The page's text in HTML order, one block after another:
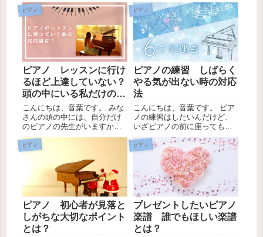
ピアノ
ピアノ レッスンに行け
るほど上達していない？
頭の中にいる私だけの先
生
こんにちは、音葉です。 みな
さんの頭の中には、自分だけ
のピアノの先生がいますか。
また、ピアノのレッスンに行
けるほど上達していないから
行きたくないな、そう思うこ
とはありませんか？ 私の頭の
中には、ピアノの先生も人生
の先生もいろんな先生がい
ピアノ
ピアノの練習 しばらく
やる気が出ない時の対応
法
こんにちは、音葉です。 ピア
ノの練習はしたいんだけど、
いざピアノの前に座っても、
なかなか思うようにピアノの
練習ができないな、集中でき
ないな、ということはありま
せんか？ 私自身、最近、しば
らくピアノの練習のやる気が
あまり出ないなと悩んでいる
の...
ピアノ
ピアノ 初心者が見落と
しがちな大切なポイント
とは？
ピアノ
プレゼントしたいピアノ
楽譜 誰でもほしい楽譜
とは？